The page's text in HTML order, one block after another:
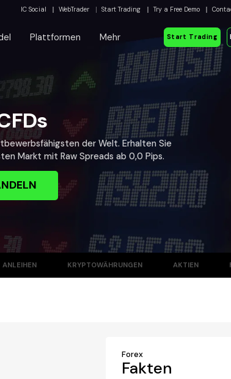
IC Social WebTrader Start Trading Try a Free Demo
Plattformen Mehr Start Trading
der Welt. Erhalten Sie
Markt mit Raw Spreads ab 0,0 Pips.
ANLEIHEN KRYPTOWÄHRUNGEN AKTIEN
Forex
Fakten